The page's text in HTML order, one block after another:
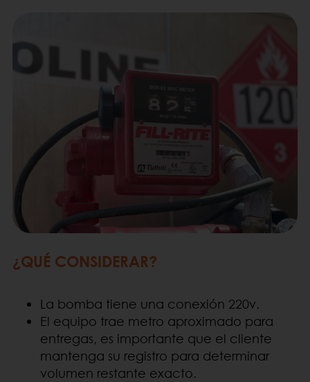
¿QUÉ CONSIDERAR?
La bomba tiene una conexión 220v.
El equipo trae metro aproximado para
entregas, es importante que el cliente
mantenga su registro para determinar
volumen restante exacto.